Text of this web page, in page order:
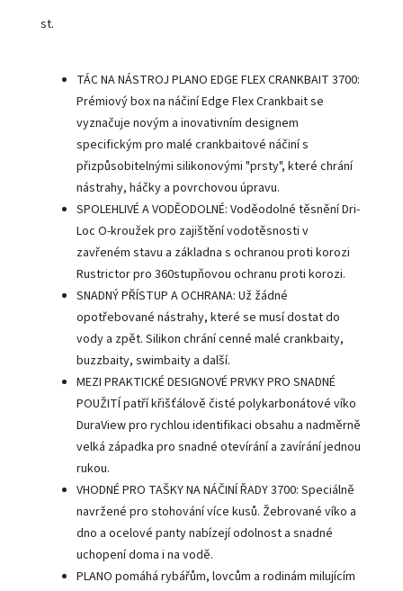
st.
TÁC NA NÁSTROJ PLANO EDGE FLEX CRANKBAIT 3700:
Prémiový box na náčiní Edge Flex Crankbait se
vyznačuje novým a inovativním designem
specifickým pro malé crankbaitové náčiní s
přizpůsobitelnými silikonovými "prsty", které chrání
nástrahy, háčky a povrchovou úpravu.
SPOLEHLIVÉ A VODĚODOLNÉ: Voděodolné těsnění Dri-
Loc O-kroužek pro zajištění vodotěsnosti v
zavřeném stavu a základna s ochranou proti korozi
Rustrictor pro 360stupňovou ochranu proti korozi.
SNADNÝ PŘÍSTUP A OCHRANA: Už žádné
opotřebované nástrahy, které se musí dostat do
vody a zpět. Silikon chrání cenné malé crankbaity,
buzzbaity, swimbaity a další.
MEZI PRAKTICKÉ DESIGNOVÉ PRVKY PRO SNADNÉ
POUŽITÍ patří křišťálově čisté polykarbonátové víko
DuraView pro rychlou identifikaci obsahu a nadměrně
velká západka pro snadné otevírání a zavírání jednou
rukou.
VHODNÉ PRO TAŠKY NA NÁČINÍ ŘADY 3700: Speciálně
navržené pro stohování více kusů. Žebrované víko a
dno a ocelové panty nabízejí odolnost a snadné
uchopení doma i na vodě.
PLANO pomáhá rybářům, lovcům a rodinám milujícím